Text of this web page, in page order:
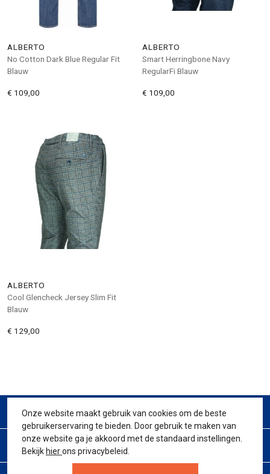
ALBERTO
No Cotton Dark Blue Regular Fit
Blauw
€ 109,00
ALBERTO
Smart Herringbone Navy
RegularFi Blauw
€ 109,00
ALBERTO
Cool Glencheck Jersey Slim Fit
Blauw
€ 129,00
CONTACT
KLANTENSERVICE
Onze website maakt gebruik van cookies om de beste
gebruikerservaring te bieden. Door gebruik te maken van
onze website ga je akkoord met de standaard instellingen.
Bekijk hierons privacybeleid.